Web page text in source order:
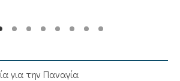
για την Παναγία